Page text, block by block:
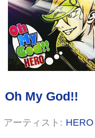
HERO
号 [雑誌]